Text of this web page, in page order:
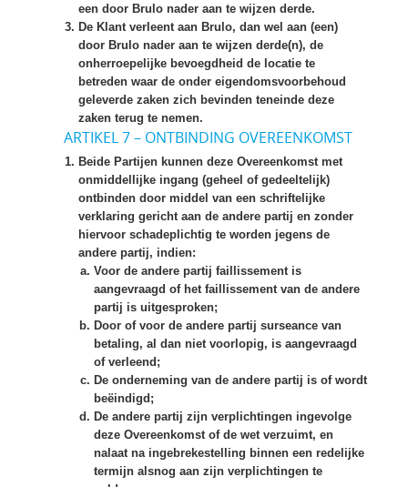
een door Brulo nader aan te wijzen derde.
De Klant verleent aan Brulo, dan wel aan (een)
door Brulo nader aan te wijzen derde(n), de
onherroepelijke bevoegdheid de locatie te
betreden waar de onder eigendomsvoorbehoud
geleverde zaken zich bevinden teneinde deze
zaken terug te nemen.
ARTIKEL 7 – ONTBINDING OVEREENKOMST
Beide Partijen kunnen deze Overeenkomst met
onmiddellijke ingang (geheel of gedeeltelijk)
ontbinden door middel van een schriftelijke
verklaring gericht aan de andere partij en zonder
hiervoor schadeplichtig te worden jegens de
andere partij, indien:
Voor de andere partij faillissement is
aangevraagd of het faillissement van de andere
partij is uitgesproken;
Door of voor de andere partij surseance van
betaling, al dan niet voorlopig, is aangevraagd
of verleend;
De onderneming van de andere partij is of wordt
beëindigd;
De andere partij zijn verplichtingen ingevolge
deze Overeenkomst of de wet verzuimt, en
nalaat na ingebrekestelling binnen een redelijke
termijn alsnog aan zijn verplichtingen te